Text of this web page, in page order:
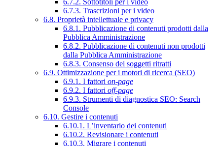
6.7.3. Trascrizioni per i video
6.8. Proprietà intellettuale e privacy
6.8.1. Pubblicazione di contenuti prodotti dalla
Pubblica Amministrazione
6.8.2. Pubblicazione di contenuti non prodotti
dalla Pubblica Amministrazione
6.8.3. Consenso dei soggetti ritratti
6.9. Ottimizzazione per i motori di ricerca (SEO)
6.9.1. I fattori on-page
6.9.2. I fattori off-page
6.9.3. Strumenti di diagnostica SEO: Search
Console
6.10. Gestire i contenuti
6.10.1. L’inventario dei contenuti
6.10.2. Revisionare i contenuti
6.10.3. Migrare i contenuti